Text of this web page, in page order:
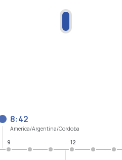
8:42
America/Argentina/Cordoba
9 12